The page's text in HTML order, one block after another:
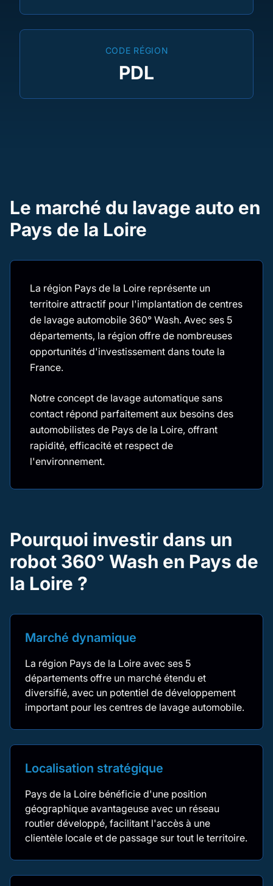
CODE RÉGION
PDL
Le marché du lavage auto en
Pays de la Loire
La région Pays de la Loire représente un
territoire attractif pour l'implantation de centres
de lavage automobile 360° Wash. Avec ses 5
départements, la région offre de nombreuses
opportunités d'investissement dans toute la
France.
Notre concept de lavage automatique sans
contact répond parfaitement aux besoins des
automobilistes de Pays de la Loire, offrant
rapidité, efficacité et respect de
l'environnement.
Pourquoi investir dans un
robot 360° Wash en Pays de
la Loire ?
Marché dynamique
La région Pays de la Loire avec ses 5
départements offre un marché étendu et
diversifié, avec un potentiel de développement
important pour les centres de lavage automobile.
Localisation stratégique
Pays de la Loire bénéficie d'une position
géographique avantageuse avec un réseau
routier développé, facilitant l'accès à une
clientèle locale et de passage sur tout le territoire.